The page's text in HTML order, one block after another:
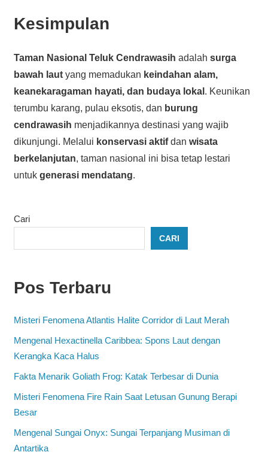
Kesimpulan
Taman Nasional Teluk Cendrawasih adalah surga
bawah lautyang memadukan keindahan alam,
keanekaragaman hayati, dan budaya lokal . Keunikan
terumbu karang, pulau eksotis, dan burung
cendrawasih menjadikannya destinasi yang wajib
dikunjungi. Melalui konservasi aktifdan wisata
berkelanjutan, taman nasional ini bisa tetap lestari
untuk generasi mendatang.
Cari
CARI
Pos Terbaru
Misteri Fenomena Atlantis Halite Corridor di Laut Merah
Mengenal Hexactinella Caribbea: Spons Laut dengan
Kerangka Kaca Halus
Fakta Menarik Goliath Frog: Katak Terbesar di Dunia
Misteri Fenomena Fire Rain Saat Letusan Gunung Berapi
Besar
Mengenal Sungai Onyx: Sungai Terpanjang Musiman di
Antartika